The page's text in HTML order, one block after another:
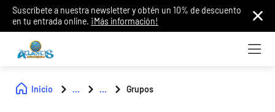
Suscríbete a nuestra newsletter y obtén un 10% de descuento
en tu entrada online. ¡Más información!
Inicio ... ... Grupos